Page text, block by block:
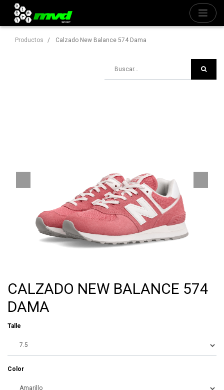
Productos Calzado New Balance 574 Dama
CALZADO NEW BALANCE 574
DAMA
Talle
Color